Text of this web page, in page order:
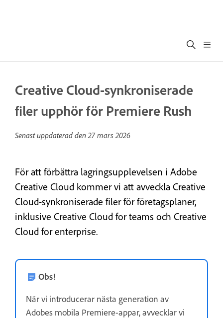
Creative Cloud-synkroniserade
filer upphör för Premiere Rush
Senast uppdaterad den27 mars 2026
För att förbättra lagringsupplevelsen i Adobe
Creative Cloud kommer vi att avveckla Creative
Cloud-synkroniserade filer för företagsplaner,
inklusive Creative Cloud for teams och Creative
Cloud for enterprise.
Obs!
När vi introducerar nästa generation av
Adobes mobila Premiere-appar, avvecklar vi